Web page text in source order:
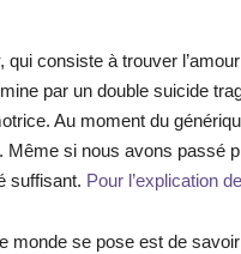
, qui consiste à trouver
par un double suicide
Au moment du
Même si nous avons passé
suffisant. Pour l’explication
monde se pose est de savoir